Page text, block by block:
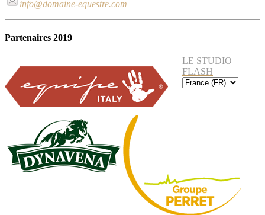
info@domaine-equestre.com
Partenaires 2019
LE STUDIO
FLASH